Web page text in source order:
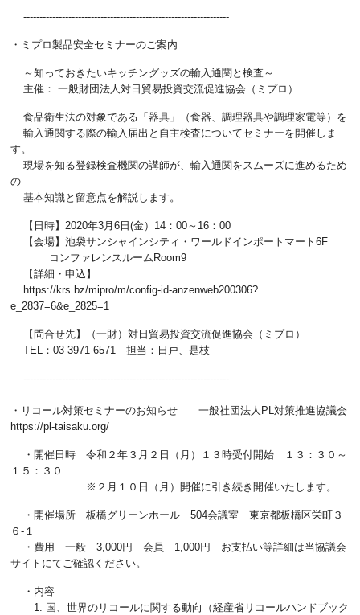
----------------------------------------------------------------
・ミプロ製品安全セミナーのご案内
～知っておきたいキッチングッズの輸入通関と検査～
主催： 一般財団法人対日貿易投資交流促進協会（ミプロ）
食品衛生法の対象である「器具」（食器、調理器具や調理家電等）を
輸入通関する際の輸入届出と自主検査についてセミナーを開催しま
す。
現場を知る登録検査機関の講師が、輸入通関をスムーズに進めるため
の
基本知識と留意点を解説します。
【日時】2020年3月6日(金）14：00～16：00
【会場】池袋サンシャインシティ・ワールドインポートマート6F
コンファレンスルームRoom9
【詳細・申込】
https://krs.bz/mipro/m/config-id-anzenweb200306?
e_2837=6&e_2825=1
【問合せ先】（一財）対日貿易投資交流促進協会（ミプロ）
TEL：03-3971-6571 担当：日戸、是枝
----------------------------------------------------------------
・リコール対策セミナーのお知らせ 一般社団法人PL対策推進協議会
https://pl-taisaku.org/
・開催日時 令和２年３月２日（月）１３時受付開始 １３：３０～
１５：３０
※２月１０日（月）開催に引き続き開催いたします。
・開催場所 板橋グリーンホール 504会議室 東京都板橋区栄町３
６-１
・費用 一般 3,000円 会員 1,000円 お支払い等詳細は当協議会
サイトにてご確認ください。
・内容
1. 国、世界のリコールに関する動向（経産省リコールハンドブック